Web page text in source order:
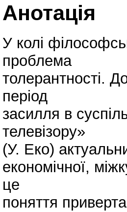
Анотація
У колі
проблема
толерантності.
період
засилля в
телевізору»
(У. Еко)
економічної,
це
поняття